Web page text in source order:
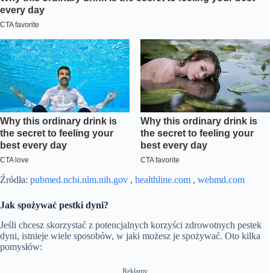
Źródła: pubmed.ncbi.nlm.nih.gov , healthline.com , webmd.com
Jak spożywać pestki dyni?
Jeśli chcesz skorzystać z potencjalnych korzyści zdrowotnych pestek
dyni, istnieje wiele sposobów, w jaki możesz je spożywać. Oto kilka
pomysłów:
Reklamy